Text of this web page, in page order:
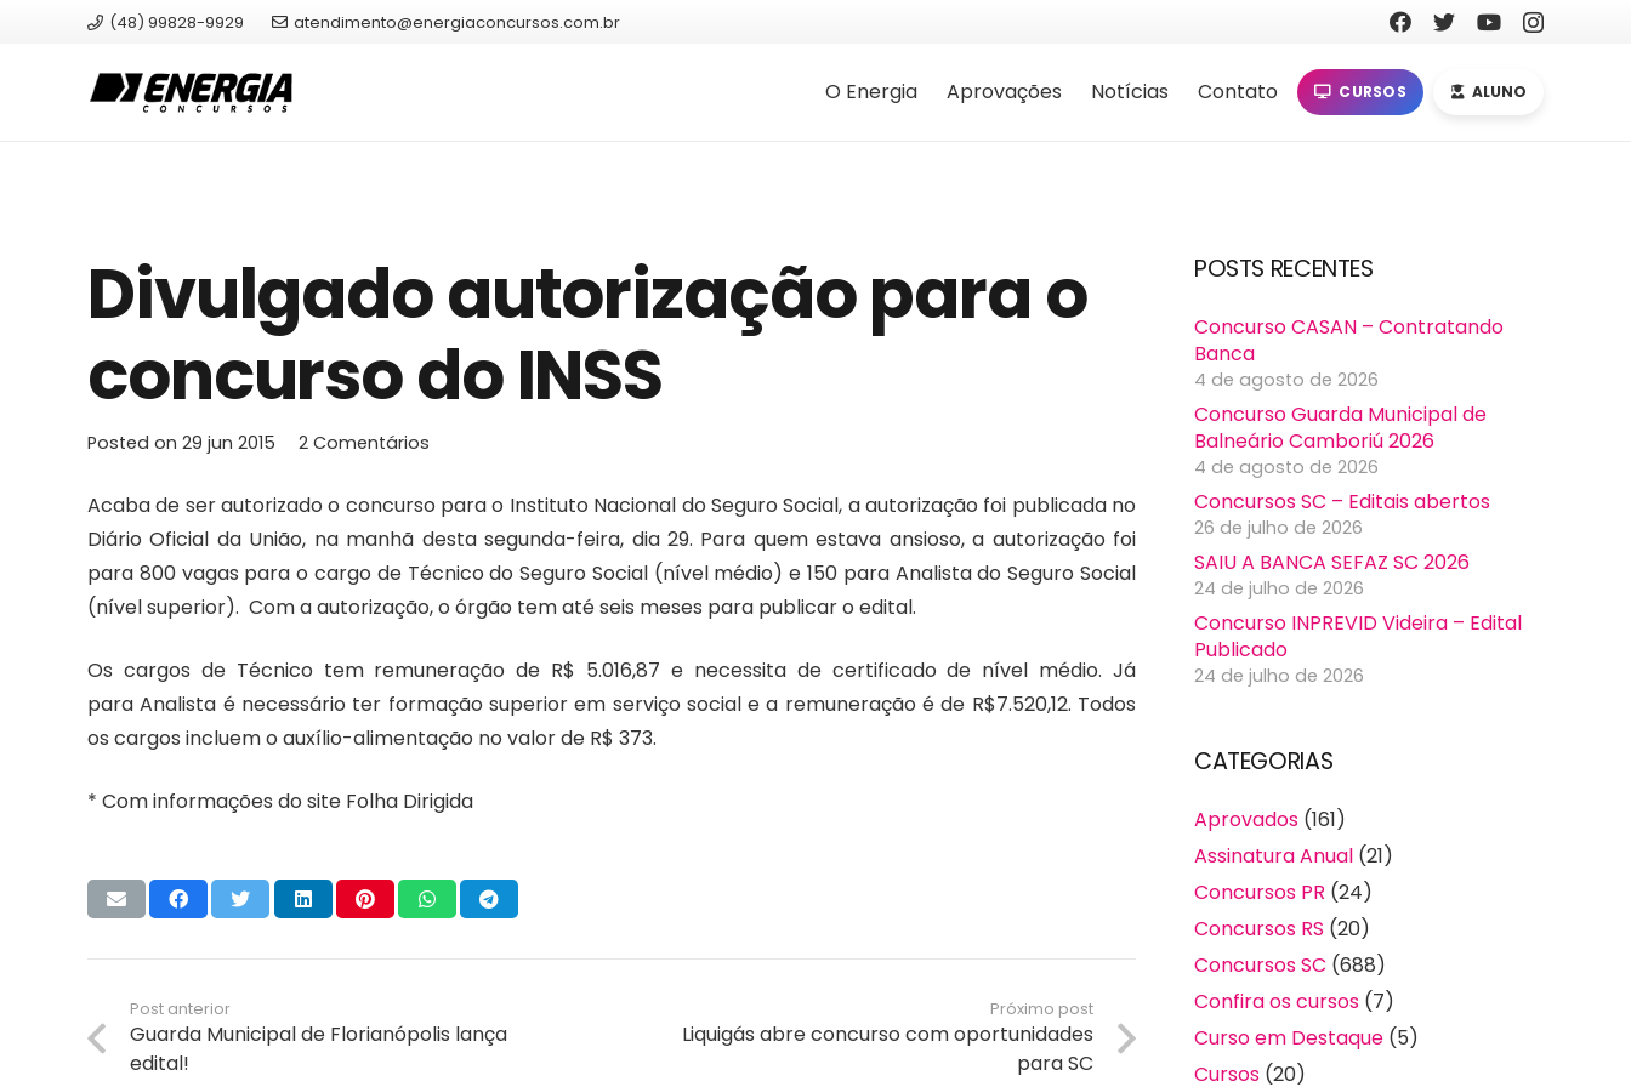
(48) 99828-9929 atendimento@energiaconcursos.com.br
O Energia Aprovações Notícias Contato CURSOS ALUNO
Divulgado autorização para o
concurso do INSS
Posted on 29 jun 2015 2Comentários
Acaba de ser autorizado o concurso para o Instituto Nacional do Seguro Social, a autorização foi publicada no
Diário Oficial da União, na manhã desta segunda-feira, dia 29. Para quem estava ansioso, a autorização foi
para 800 vagas para o cargo de Técnico do Seguro Social (nível médio) e 150 para Analista do Seguro Social
(nível superior). Com a autorização, o órgão tem até seis meses para publicar o edital.
Os cargos de Técnico tem remuneração de R$ 5.016,87 e necessita de certificado de nível médio. Já
para Analista é necessário ter formação superior em serviço social e a remuneração é de R$7.520,12. Todos
os cargos incluem o auxílio-alimentação no valor de R$ 373.
* Com informações do site Folha Dirigida
Post anterior
Guarda Municipal de Florianópolis lança
edital!
Próximo post
Liquigás abre concurso com oportunidades
para SC
POSTS RECENTES
Concurso CASAN – Contratando
Banca
4 de agosto de 2026
Concurso Guarda Municipal de
Balneário Camboriú 2026
4 de agosto de 2026
Concursos SC – Editais abertos
26 de julho de 2026
SAIU A BANCA SEFAZ SC 2026
24 de julho de 2026
Concurso INPREVID Videira – Edital
Publicado
24 de julho de 2026
CATEGORIAS
Aprovados (161)
Assinatura Anual (21)
Concursos PR (24)
Concursos RS (20)
Concursos SC (688)
Confira os cursos (7)
Curso em Destaque (5)
Cursos (20)